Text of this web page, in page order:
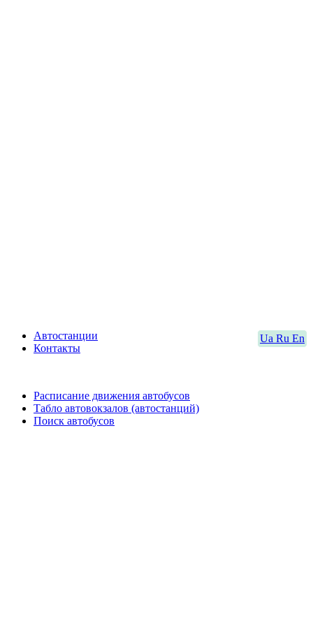
Ua Ru En
Автостанции
Контакты
Расписание движения автобусов
Табло автовокзалов (автостанций)
Поиск автобусов